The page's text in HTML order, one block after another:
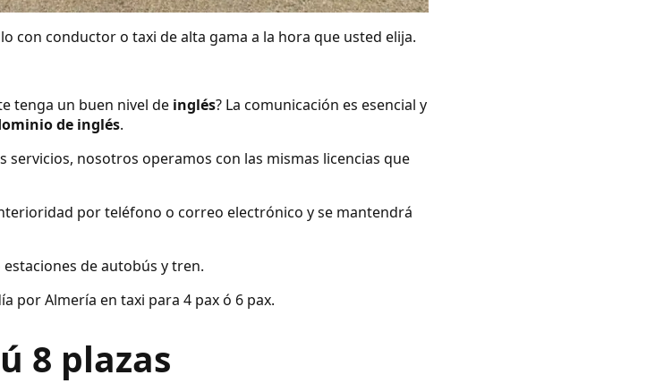
con conductor o taxi de alta gama a la hora que usted elija.
tenga un buen nivel de inglés? La comunicación es esencial y
de inglés.
servicios, nosotros operamos con las mismas licencias que
por teléfono o correo electrónico y se mantendrá
de autobús y tren.
por Almería en taxi para 4 pax ó 6 pax.
8 plazas